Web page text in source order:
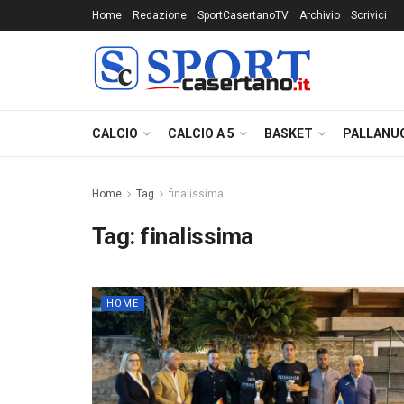
Home Redazione SportCasertanoTV Archivio Scrivici
CALCIO CALCIO A 5 BASKET
Home Tag finalissima
Tag: finalissima
HOME